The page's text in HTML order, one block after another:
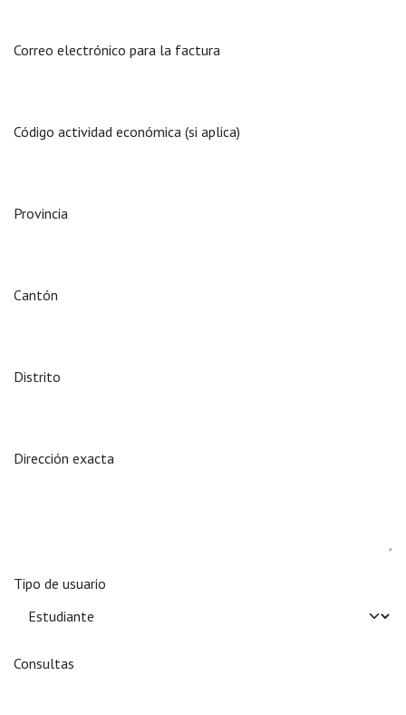
Correo electrónico para la factura
Código actividad económica (si aplica)
Provincia
Cantón
Distrito
Dirección exacta
Tipo de usuario
Consultas